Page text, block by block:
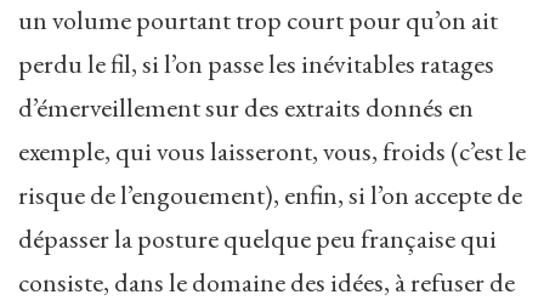
un volume pourtant trop court pour qu’on ait
perdu le fil, si l’on passe les inévitables ratages
d’émerveillement sur des extraits donnés en
exemple, qui vous laisseront, vous, froids (c’est le
risque de l’engouement), enfin, si l’on accepte de
dépasser la posture quelque peu française qui
consiste, dans le domaine des idées, à refuser de